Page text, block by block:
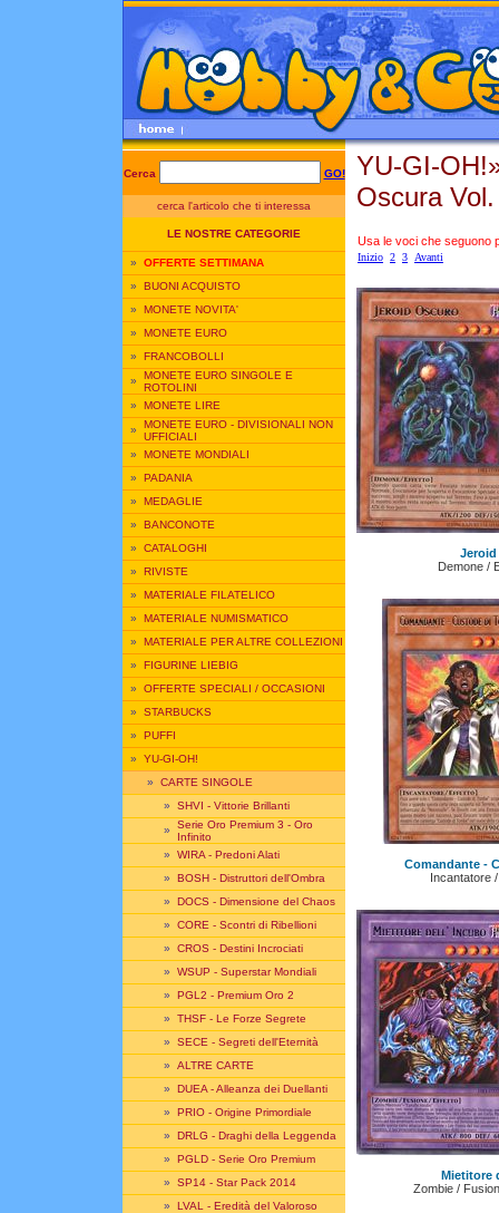
Cerca GO!
cerca l'articolo che ti interessa
LE NOSTRE CATEGORIE
» OFFERTE SETTIMANA
» BUONI ACQUISTO
» MONETE NOVITA'
» MONETE EURO
» FRANCOBOLLI
» MONETE EURO SINGOLE E
ROTOLINI
» MONETE LIRE
» MONETE EURO - DIVISIONALI NON
UFFICIALI
» MONETE MONDIALI
» PADANIA
» MEDAGLIE
» BANCONOTE
» CATALOGHI
» RIVISTE
» MATERIALE FILATELICO
» MATERIALE NUMISMATICO
» MATERIALE PER ALTRE COLLEZIONI
» FIGURINE LIEBIG
» OFFERTE SPECIALI / OCCASIONI
» STARBUCKS
» PUFFI
» YU-GI-OH!
» CARTE SINGOLE
» SHVI - Vittorie Brillanti
» Serie Oro Premium 3 - Oro
Infinito
» WIRA - Predoni Alati
» BOSH - Distruttori dell'Ombra
» DOCS - Dimensione del Chaos
» CORE - Scontri di Ribellioni
» CROS - Destini Incrociati
» WSUP - Superstar Mondiali
» PGL2 - Premium Oro 2
» THSF - Le Forze Segrete
» SECE - Segreti dell'Eternità
» ALTRE CARTE
» DUEA - Alleanza dei Duellanti
» PRIO - Origine Primordiale
» DRLG - Draghi della Leggenda
» PGLD - Serie Oro Premium
» SP14 - Star Pack 2014
» LVAL - Eredità del Valoroso
YU-GI-
Oscura
Usa le voci che seguono
Inizio 2 3 Avanti
Jeroid
Demone /
Comandante -
Incantatore
Mietitore
Zombie /